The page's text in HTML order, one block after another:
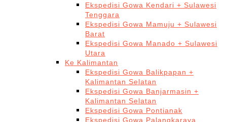
Ekspedisi Gowa Kendari + Sulawesi
Tenggara
Ekspedisi Gowa Mamuju + Sulawesi
Barat
Ekspedisi Gowa Manado + Sulawesi
Utara
Ke Kalimantan
Ekspedisi Gowa Balikpapan +
Kalimantan Selatan
Ekspedisi Gowa Banjarmasin +
Kalimantan Selatan
Ekspedisi Gowa Pontianak
Ekspedisi Gowa Palangkaraya